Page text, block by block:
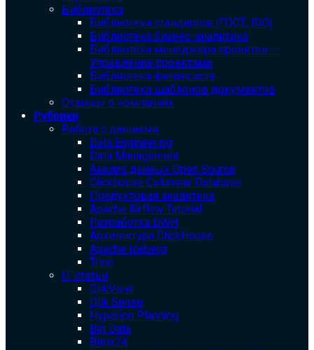
Библиотека
Библиотека cтандартов (ГОСТ, ISO)
Библиотека бизнес-аналитика
Библиотека менеджера проектов —
Управление проектами
Библиотека финансиста
Библиотека шаблонов документов
Отзывы о компаниях
Рубрики
Работа с данными
Data Engineering
Data Management
Анализ данных Open Source
Clickhouse Columnar Database
Продуктовая аналитика
Apache Airflow Tutorial
Разработка DWH
Архитектура ClickHouse
Apache Iceberg
Trino
IT статьи
QlikView
Qlik Sense
Hyperion Planning
Big Data
Bitrix24